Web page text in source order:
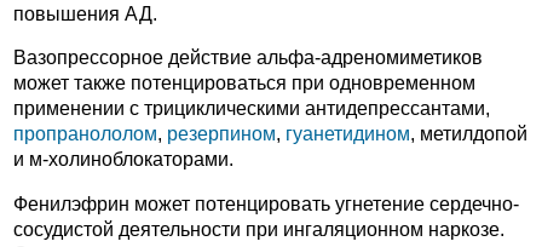
повышения АД.
Вазопрессорное действие альфа-адреномиметиков
может также потенцироваться при одновременном
применении с трициклическими антидепрессантами,
пропранололом, резерпином, гуанетидином, метилдопой
и м-холиноблокаторами.
Фенилэфрин может потенцировать угнетение сердечно-
сосудистой деятельности при ингаляционном наркозе.